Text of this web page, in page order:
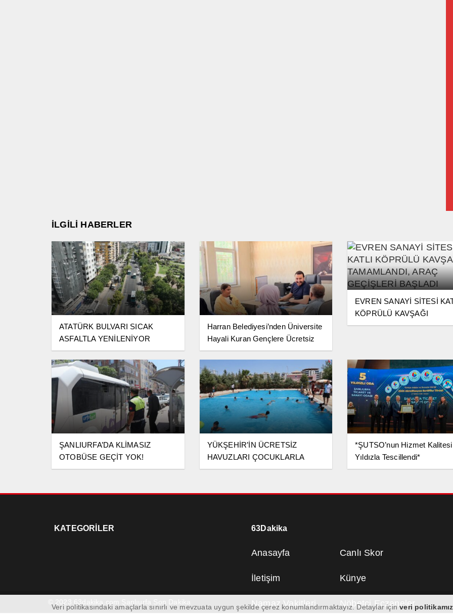
İLGİLİ HABERLER
ATATÜRK BULVARI SICAK
ASFALTLA YENİLENİYOR
Harran Belediyesi’nden Üniversite
Hayali Kuran Gençlere Ücretsiz
YKS Tercih Danışmanlığı
EVREN SANAYİ SİTESİ
KÖPRÜLÜ KAVŞAĞI
TAMAMLANDI, ARAÇ
ŞANLIURFA’DA KLİMASIZ
OTOBÜSE GEÇİT YOK!
YÜKŞEHİR’İN ÜCRETSİZ
HAVUZLARI ÇOCUKLARLA
DOLUP TAŞIYOR
*ŞUTSO’nun Hizmet
Yıldızla Tescillendi*
KATEGORİLER 63Dakika
Anasayfa Canlı Skor
İletişim Künye
Namaz Vakitleri Nöbetçi Eczaneler
Veri politikasındaki amaçlarla sınırlı ve mevzuata uygun şekilde çerez konumlandırmaktayız. Detaylar içinveri